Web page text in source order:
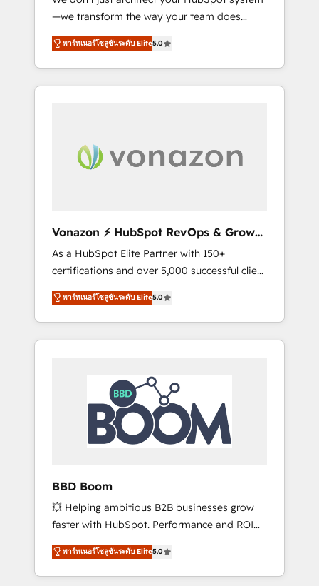
9001:2015 across all seven international
offices and 175+ employees.
—we transform the way your team does
business. As an Elite HubSpot Solutions
Partner, we specialize in creating tailored,
end-to-end CRM solutions that accelerate
growth, improve operational efficiency, and
time to deeply understand your unique
needs, crafting custom strategies that deliver
responsiveness, and ongoing support, we
equip your team to adopt new systems with
confidence and achieve a unified, data-
driven approach to customer engagement.
พาร์ทเนอร์โซลูชันระดับ Elite5.0
Vonazon ⚡ HubSpot RevOps & Growth
Strategy Experts
As a HubSpot Elite Partner with 150+
certifications and over 5,000 successful client
engagements, Vonazon turns marketing
complexity into measurable, scalable growth.
From onboarding to enterprise-grade
campaigns, our in-house team builds scalable
HubSpot Integration & Optimization •
Seamless CRM, CMS, and automation setup •
Complex platform migrations and data
cleanups • Custom APIs and third-party
integrations 📈 End-to-End Revenue
tools and CRM optimization • Retention
strategies with customer journey mapping 🏅
Elite-Level HubSpot Execution • 750+
onboardings and 2,000+ implementations •
Deep expertise across marketing, sales, and
service hubs • Built-in flexibility for startups
พาร์ทเนอร์โซลูชันระดับ Elite5.0
BBD Boom
💥 Helping ambitious B2B businesses grow
faster with HubSpot. Performance and ROI
focused. 💥 BBD Boom is the HubSpot
partner that can help you to HubSpot Better.
We work with your teams to solve all your
พาร์ทเนอร์โซลูชันระดับ Elite5.0